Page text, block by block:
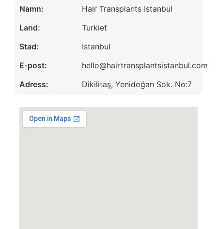
Namn:
Land:
Stad:
E-post:
Adress:
Hair Transplants Istanbul
Turkiet
Istanbul
hello@hairtransplantsistanbul.com
Dikilitaş, Yenidoğan Sok. No:7